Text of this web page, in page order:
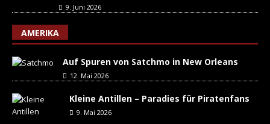
9. Juni 2026
AMERIKA
Auf Spuren von Satchmo in New Orleans
12. Mai 2026
Kleine Antillen – Paradies für Piratenfans
9. Mai 2026